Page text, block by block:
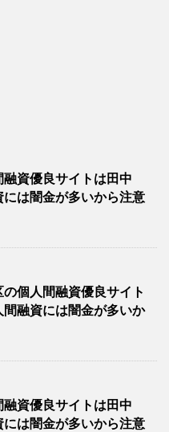
資優良サイトは田中
には闇金が多いから注意
個人間融資優良サイト
間融資には闇金が多いか
資優良サイトは田中
には闇金が多いから注意